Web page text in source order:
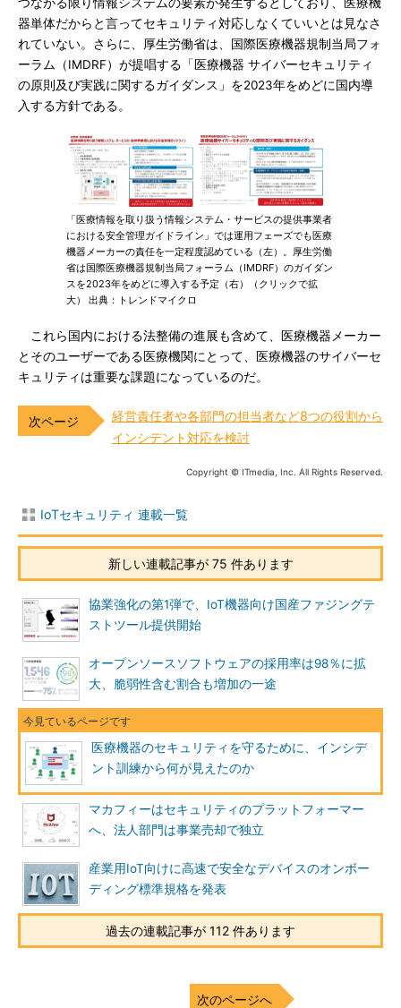
器単体だからと言ってセキュリティ対応しなくていいとは見なさ
れていない。さらに、厚生労働省は、国際医療機器規制当局フォ
ーラム（IMDRF）が提唱する「医療機器 サイバーセキュリティ
の原則及び実践に関するガイダンス」を2023年をめどに国内導
入する方針である。
「医療情報を取り扱う情報システム・サービスの提供事業者
における安全管理ガイドライン」では運用フェーズでも医療
機器メーカーの責任を一定程度認めている（左）。厚生労働
省は国際医療機器規制当局フォーラム（IMDRF）のガイダン
スを2023年をめどに導入する予定（右）（クリックで拡
大） 出典：トレンドマイクロ
これら国内における法整備の進展も含めて、医療機器メーカー
とそのユーザーである医療機関にとって、医療機器のサイバーセ
キュリティは重要な課題になっているのだ。
経営責任者や各部門の担当者など8つの役割から
インシデント対応を検討
Copyright © ITmedia, Inc. All Rights Reserved.
IoTセキュリティ 連載一覧
新しい連載記事が 75 件あります
協業強化の第1弾で、IoT機器向け国産ファジングテ
ストツール提供開始
オープンソースソフトウェアの採用率は98％に拡
大、脆弱性含む割合も増加の一途
医療機器のセキュリティを守るために、インシデ
ント訓練から何が見えたのか
マカフィーはセキュリティのプラットフォーマー
へ、法人部門は事業売却で独立
産業用IoT向けに高速で安全なデバイスのオンボー
ディング標準規格を発表
過去の連載記事が 112 件あります
次のページへ